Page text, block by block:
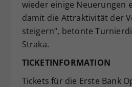
wieder einige Neuerungen
damit die Attraktivität der
steigern“, betonte
Straka.
TICKETINFORMATION
Tickets für die Erste Bank